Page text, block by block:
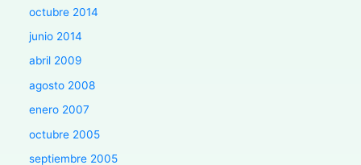
octubre 2014
junio 2014
abril 2009
agosto 2008
enero 2007
octubre 2005
septiembre 2005